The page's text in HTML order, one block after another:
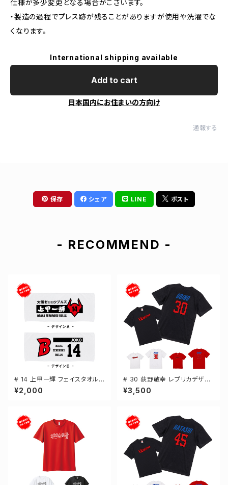
仕様が多少変更となる場合がございます。
・製造の過程でプレス跡が残ることがありますが使用や洗濯でな
くなります。
International shipping available
Add to cart
日本国内にお住まいの方向け
通報する
保存 シェア LINE ポスト
- RECOMMEND -
# 14 上甲一輝 フェイスタオル
選手還元 2デザイン FT0144
¥2,000
# 30 荻野敬幸 レプリカデザイ
ン 3カラー 選手還元 半袖Tシャ
ツ S-XXXLサイズ 500101
¥3,500